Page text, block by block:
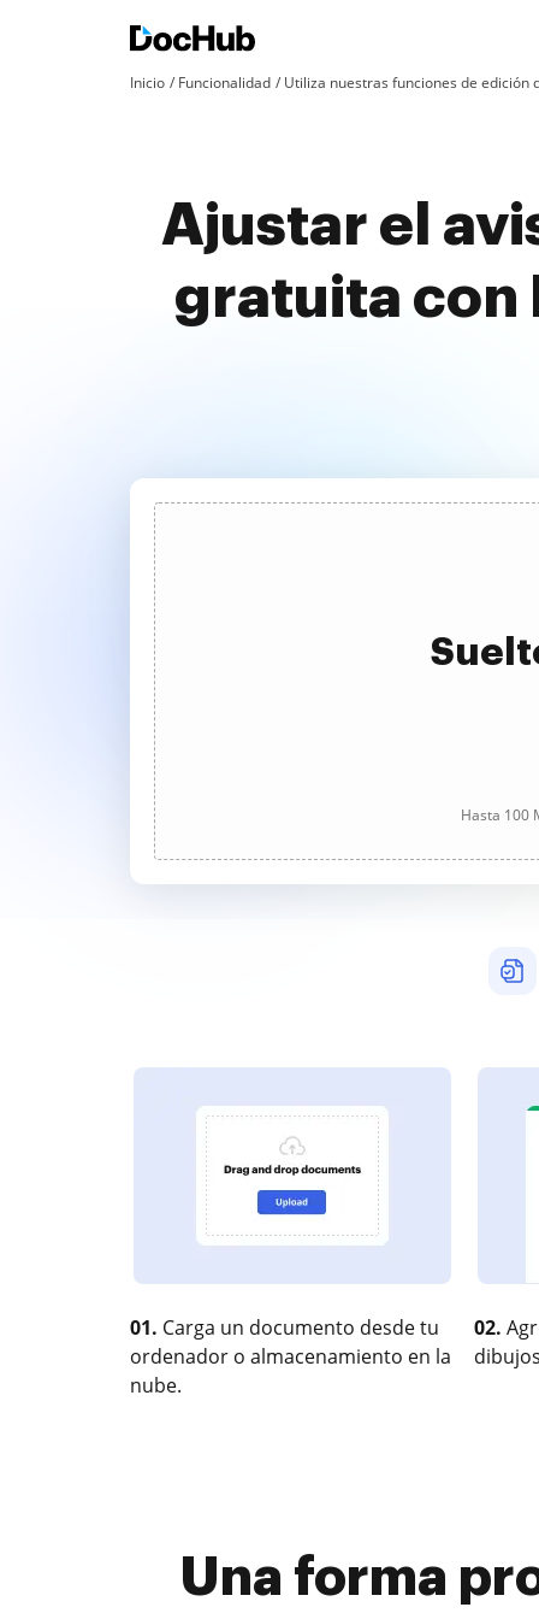
Inicio Funcionalidad Utiliza nuestras funciones de edición
Ajustar el
gratuita con
Hasta 100
01. Carga un documento desde tu
ordenador o almacenamiento en la
nube.
02.
Una forma